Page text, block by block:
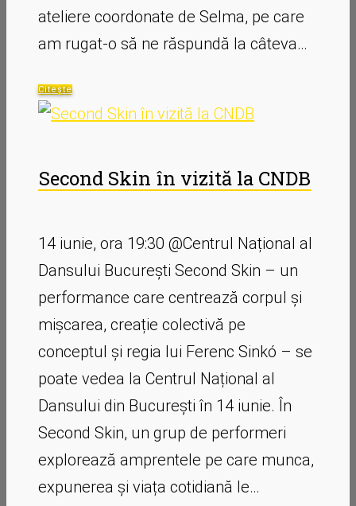
ateliere coordonate de Selma, pe care
am rugat-o să ne răspundă la câteva…
Citește
Second Skin în vizită la CNDB
14 iunie, ora 19:30 @Centrul Național al
Dansului București Second Skin – un
performance care centrează corpul și
mișcarea, creație colectivă pe
conceptul și regia lui Ferenc Sinkó – se
poate vedea la Centrul Național al
Dansului din București în 14 iunie. În
Second Skin, un grup de performeri
explorează amprentele pe care munca,
expunerea și viața cotidiană le…